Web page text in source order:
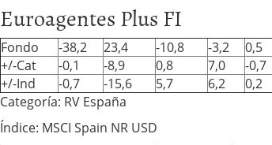
Euroagentes Plus FI
Fondo -38,2 23,4 -10,8 -3,2
0,5
+/-Cat
-0,1 -8,9 0,8 7,0
-0,7
+/-Ind
-0,7 -15,6 5,7 6,2
0,2
Categoría: RV España
Índice: MSCI Spain NR USD